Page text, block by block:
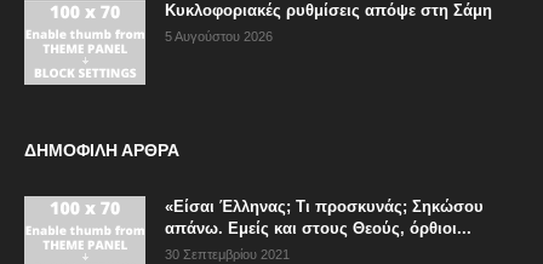
Κυκλοφοριακές ρυθμίσεις απόψε στη Σάμη
5 Αυγούστου 2026
ΔΗΜΟΦΙΛΗ ΑΡΘΡΑ
«Είσαι Έλληνας; Τι προσκυνάς; Σηκώσου
απάνω. Εμείς και στους Θεούς, όρθιοι...
30 Σεπτεμβρίου 2021